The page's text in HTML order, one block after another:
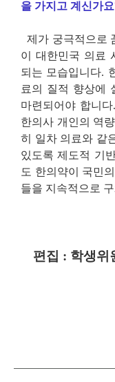
을 가지고 계신가요
제가 궁극적으로
이 대한민국 의료
되는 모습입니다.
료의 질적 향상에
마련되어야 합니다.
한의사 개인의 역
히 일차 의료와 같
있도록 제도적 기
도 한의약이 국민
들을 지속적으로
편집 : 학생위